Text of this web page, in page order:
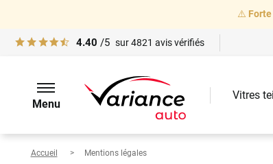
⚠️
4.40 /5 sur4821 avis vérifiés
Menu
Vitres
Accueil Mentions légales